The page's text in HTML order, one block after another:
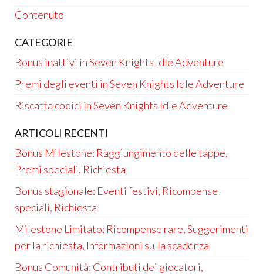
Contenuto
CATEGORIE
Bonus inattivi in Seven Knights Idle Adventure
Premi degli eventi in Seven Knights Idle Adventure
Riscatta codici in Seven Knights Idle Adventure
ARTICOLI RECENTI
Bonus Milestone: Raggiungimento delle tappe,
Premi speciali, Richiesta
Bonus stagionale: Eventi festivi, Ricompense
speciali, Richiesta
Milestone Limitato: Ricompense rare, Suggerimenti
per la richiesta, Informazioni sulla scadenza
Bonus Comunità: Contributi dei giocatori,